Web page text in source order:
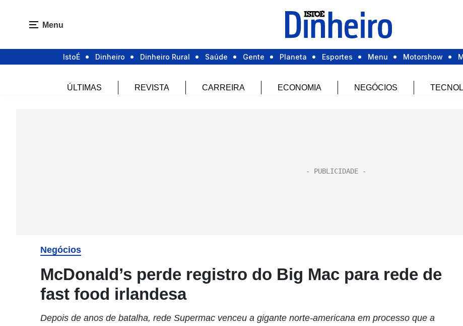
Menu
IstoÉ Dinheiro Dinheiro Rural Saúde Gente Planeta Esportes Menu Motorshow
ÚLTIMAS REVISTA CARREIRA ECONOMIA NEGÓCIOS
Negócios
McDonald’s perde registro do Big Mac para rede de
fast food irlandesa
Depois de anos de batalha, rede Supermac venceu a gigante norte-americana em processo que a